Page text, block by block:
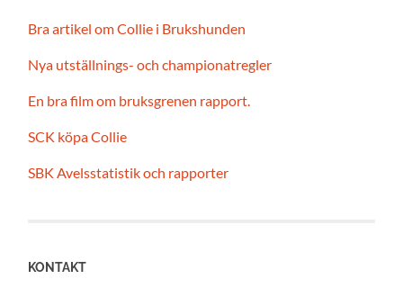
Bra artikel om Collie i Brukshunden
Nya utställnings- och championatregler
En bra film om bruksgrenen rapport.
SCK köpa Collie
SBK Avelsstatistik och rapporter
KONTAKT